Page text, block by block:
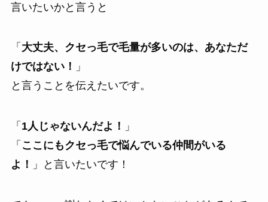
言いたいかと言うと
「 大丈夫、クセっ毛で毛量が多いのは、あなただ
けではない！
」
と言うことを伝えたいです。
「 1人じゃないんだよ！
」
「 ここにもクセっ毛で悩んでいる仲間がいる
よ！
」と言いたいです！